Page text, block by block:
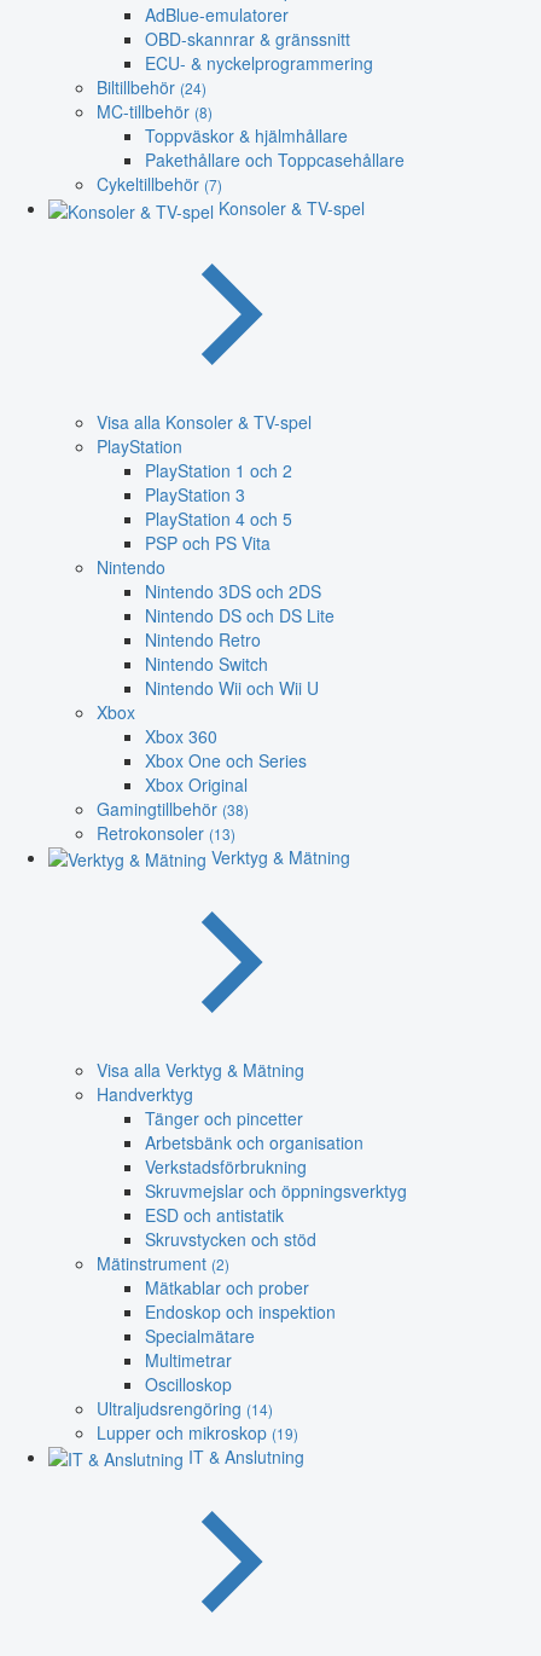
AdBlue-emulatorer
OBD-skannrar & gränssnitt
ECU- & nyckelprogrammering
Biltillbehör (24)
MC-tillbehör (8)
Toppväskor & hjälmhållare
Pakethållare och Toppcasehållare
Cykeltillbehör (7)
Konsoler & TV-spel
Visa alla Konsoler & TV-spel
PlayStation
PlayStation 1 och 2
PlayStation 3
PlayStation 4 och 5
PSP och PS Vita
Nintendo
Nintendo 3DS och 2DS
Nintendo DS och DS Lite
Nintendo Retro
Nintendo Switch
Nintendo Wii och Wii U
Xbox
Xbox 360
Xbox One och Series
Xbox Original
Gamingtillbehör (38)
Retrokonsoler (13)
Verktyg & Mätning
Visa alla Verktyg & Mätning
Handverktyg
Tänger och pincetter
Arbetsbänk och organisation
Verkstadsförbrukning
Skruvmejslar och öppningsverktyg
ESD och antistatik
Skruvstycken och stöd
Mätinstrument (2)
Mätkablar och prober
Endoskop och inspektion
Specialmätare
Multimetrar
Oscilloskop
Ultraljudsrengöring (14)
Lupper och mikroskop (19)
IT & Anslutning